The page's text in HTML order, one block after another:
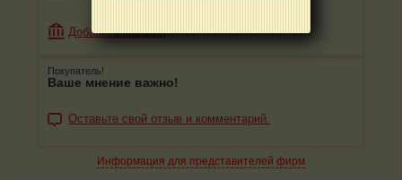
Добавить магазин
Покупатель!
Ваше мнение важно!
Оставьте свой отзыв и комментарий.
Информация для представителей фирм